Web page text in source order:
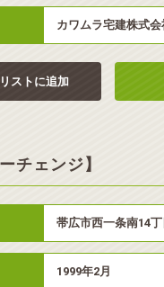
カワムラ宅建株式会
ストに追加
チェンジ】
帯広市西一条南14
1999年2月